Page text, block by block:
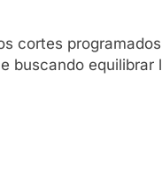
cortes
buscando equilibrar